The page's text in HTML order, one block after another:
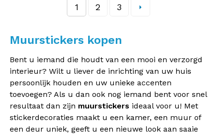
1 2 3
Muurstickers kopen
Bent u iemand die houdt van een mooi en verzorgd
interieur? Wilt u liever de inrichting van uw huis
persoonlijk houden en uw unieke accenten
toevoegen? Als u dan ook nog iemand bent voor snel
resultaat dan zijn muurstickers ideaal voor u! Met
stickerdecoraties maakt u een kamer, een muur of
een deur uniek, geeft u een nieuwe look aan saaie